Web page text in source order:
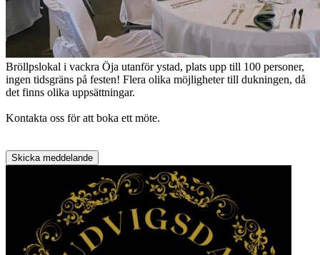
Bröllpslokal i vackra Öja utanför ystad, plats upp till 100 personer,
ingen tidsgräns på festen! Flera olika möjligheter till dukningen, då
det finns olika uppsättningar.
Kontakta oss för att boka ett möte.
Skicka meddelande